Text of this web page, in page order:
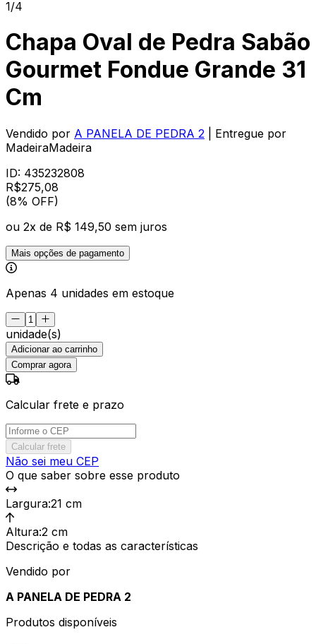
1/4
Chapa Oval de Pedra Sabão
Gourmet Fondue Grande 31
Cm
Vendido por A PANELA DE PEDRA 2
| Entregue por
MadeiraMadeira
ID: 435232808
R$275,08
(8% OFF)
ou 2x de R$ 149,50 sem juros
Mais opções de pagamento
Apenas 4 unidades em estoque
unidade(s)
Adicionar ao carrinho
Comprar agora
Calcular frete e prazo
Calcular frete
Não sei meu CEP
O que saber sobre esse produto
Largura:21 cm
Altura:2 cm
Descrição e todas as características
Vendido por
A PANELA DE PEDRA 2
Produtos disponíveis